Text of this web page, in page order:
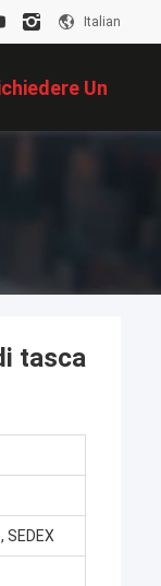
Italian
Un
Preventivo
tasca
SEDEX